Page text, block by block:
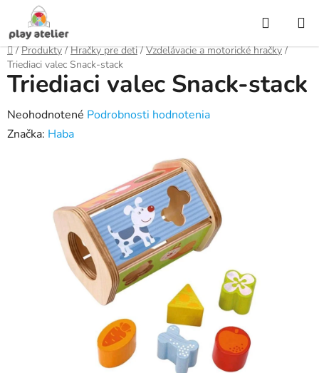
obsah
Hľadať
Domov
/ Produkty / Hračky pre deti / Vzdelávacie a motorické hračky /
Triediaci valec Snack-stack
Triediaci valec Snack-stack
Priemerné
hodnotenie
hviezdičiek.
Neohodnotené Podrobnosti hodnotenia
Značka: Haba